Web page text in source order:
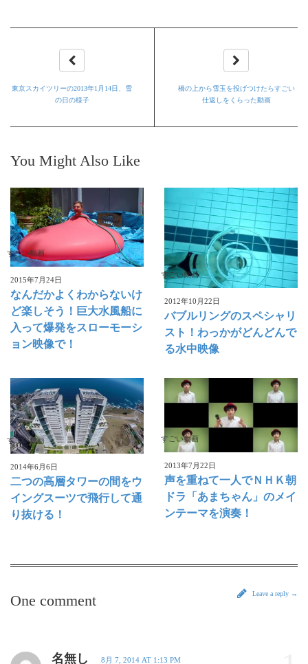
東京スカイツリーの2013年1月14日、雪
の日の様子
橋の上から雪玉を投げつけたらすごい
仕返しをくらった動画
You Might Also Like
すごい動画
2015年7月24日
なんだかよくわからないけ
ど楽しそう！巨大水風船に
入って爆発をスローモーシ
ョン映像で！
すごい動画
2012年10月22日
バブルリングのスペシャリ
スト！わっかがどんどんで
る水中映像
すごい動画
2014年6月6日
二つの高層タワーの間をウ
イングスーツで飛行して通
り抜ける！
すごい動画
2013年7月22日
声を重ねて一人でＮＨＫ朝
ドラ「あまちゃん」のメイ
ンテーマを演奏！
One comment Leave a reply →
名無し 8月 7, 2014 AT 1:13 PM